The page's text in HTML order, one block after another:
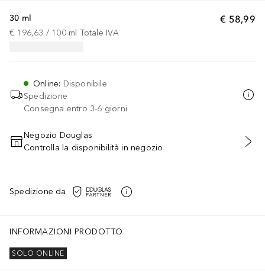
€ 58,99
30 ml
€ 196,63 / 100 ml Totale IVA
Online: Disponibile
Spedizione
Consegna entro 3-6 giorni
AGGIUNGI AL CARRELLO
Negozio Douglas
Controlla la disponibilità in negozio
Spedizione da
INFORMAZIONI PRODOTTO
SOLO ONLINE